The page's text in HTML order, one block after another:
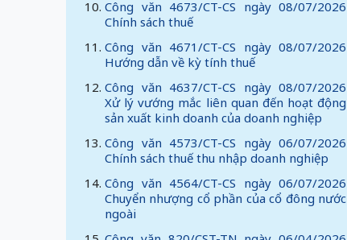
Công văn 4673/CT-CS ngày 08/07/2026
Chính sách thuế
Công văn 4671/CT-CS ngày 08/07/2026
Hướng dẫn về kỳ tính thuế
Công văn 4637/CT-CS ngày 08/07/2026
Xử lý vướng mắc liên quan đến hoạt động
sản xuất kinh doanh của doanh nghiệp
Công văn 4573/CT-CS ngày 06/07/2026
Chính sách thuế thu nhập doanh nghiệp
Công văn 4564/CT-CS ngày 06/07/2026
Chuyển nhượng cổ phần của cổ đông nước
ngoài